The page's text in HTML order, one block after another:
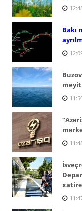
Bakı